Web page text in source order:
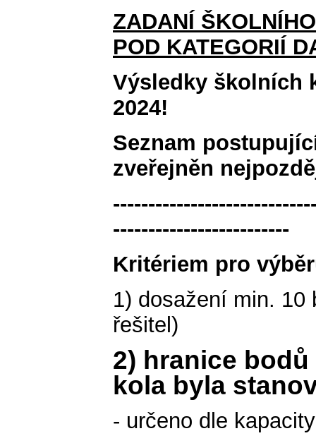
ZADANÍ
POD KATEGORIÍ
Výsledky školních
2024!
Seznam
zveřejněn
-------------------------
Kritériem pro
1) dosažení min. 10
řešitel)
2) hranice
kola byla
- určeno dle